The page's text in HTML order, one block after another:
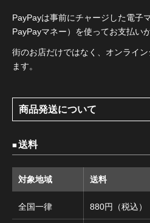
PayPayは事前にチャージした電子
PayPayマネー）を使ってお支払い
街のお店だけではなく、オンライ
ます。
商品発送について
送料
対象地域 送料
全国一律 880円（税込）